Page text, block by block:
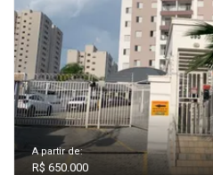
A partir de:
R$ 650.000